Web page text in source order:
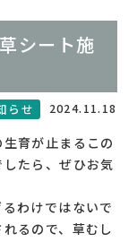
シート施
らせ 2024.11.18
育が止まるこの
たら、ぜひお気
わけではないで
るので、草むし